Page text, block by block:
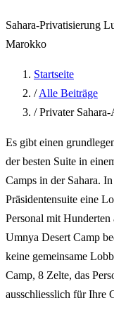
Sahara-Privatisierung
Marokko
Startseite
/ Alle Beiträge
/ Privater
Es gibt einen
der besten Suite in
Camps in der Sahara.
Präsidentensuite eine
Personal mit
Umnya Desert Camp
keine gemeinsame
Camp, 8 Zelte, das
ausschliesslich für Ihre